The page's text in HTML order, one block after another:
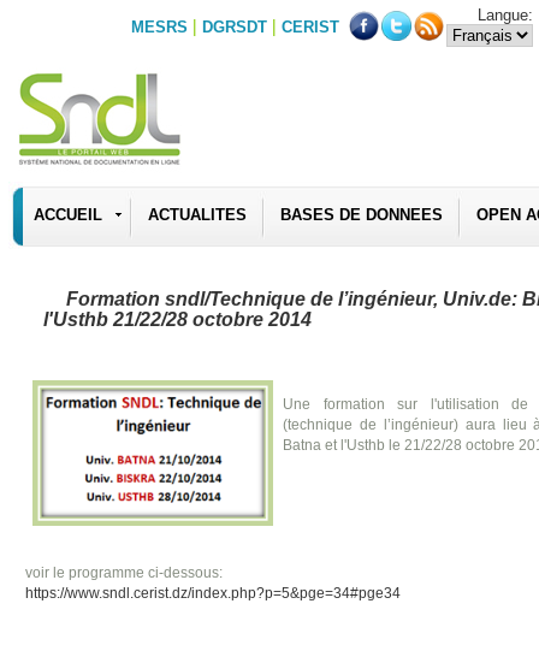
MESRS | DGRSDT | CERIST
Langue:
ACCUEIL ACTUALITES BASES DE DONNEES OPEN
Formation sndl/Technique de l’ingénieur, Univ.de:
l'Usthb 21/22/28 octobre 2014
Une formation sur l'utilisation
(technique de l’ingénieur) aura lieu
Batna et l'Usthb le 21/22/28 octobre
voir le programme ci-dessous:
https://www.sndl.cerist.dz/index.php?p=5&pge=34#pge34